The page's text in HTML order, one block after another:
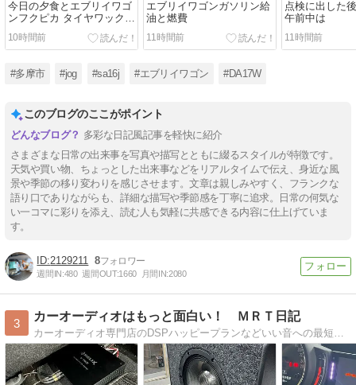
今日の夕食とエブリイワゴ
ンフクピカ タイヤワックス
掛け
10時間前
エブリイワゴンガソリン給
油と燃費
11時間前
点検に出した
午前中は
11時間前
#多摩市 #jog #sa16j #エブリイワゴン #DA17W
このブログのここがポイント
多彩な日記風記事を軽快に紹介
さまざまな日常の出来事を写真や描写とともに綴るスタイルが特徴です。
天気や買い物、ちょっとした出来事などをリアルタイムで伝え、身近な風
景や季節の移り変わりを感じさせます。文章は親しみやすく、フランクな
語り口でありながらも、詳細な描写や季節感を丁寧に追求。日常の何気な
い一コマに彩りを添え、読む人も気軽に共感できる内容に仕上げていま
す。
2129211 8
週間IN:480 週間OUT:1660 月間IN:2080
3
カーオーディオはもっと面白い！ ＭＲＴ日記